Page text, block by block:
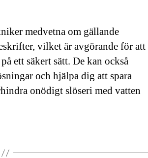
medvetna om gällande
vilket är avgörande för att
ett säkert sätt. De kan också
och hjälpa dig att spara
onödigt slöseri med vatten